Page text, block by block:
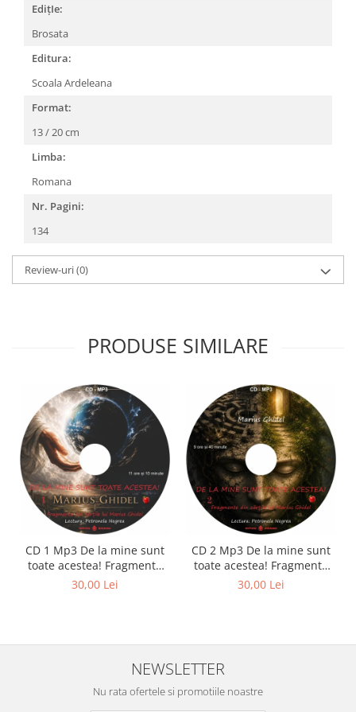
EdițIe:
Brosata
Editura:
Scoala Ardeleana
Format:
13 / 20 cm
Limba:
Romana
Nr. Pagini:
134
Review-uri(0)
PRODUSE SIMILARE
CD 1 Mp3 De la mine sunt
toate acestea! Fragmente
din cărțile lui Marius Ghidel
30,00 Lei
CD 2 Mp3 De la mine sunt
toate acestea! Fragmente
din cărțile lui Marius Ghidel
30,00 Lei
NEWSLETTER
Nu rata ofertele si promotiile noastre